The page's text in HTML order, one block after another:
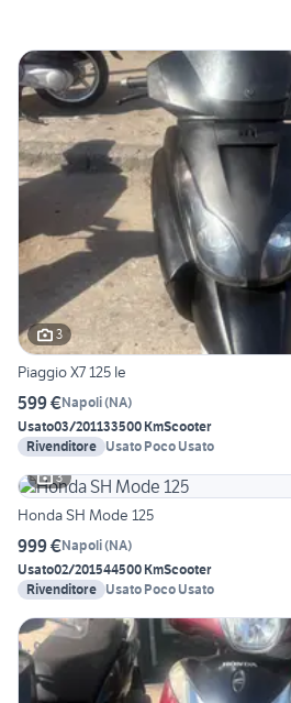
3
Piaggio X7 125 Ie
599 €Napoli(NA)
Usato03/201133500 KmScooter
Rivenditore Usato Poco Usato
3
Honda SH Mode 125
999 €Napoli(NA)
Usato02/201544500 KmScooter
Rivenditore Usato Poco Usato